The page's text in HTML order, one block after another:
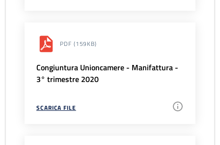
PDF (159KB)
Congiuntura Unioncamere - Manifattura -
3° trimestre 2020
SCARICA FILE